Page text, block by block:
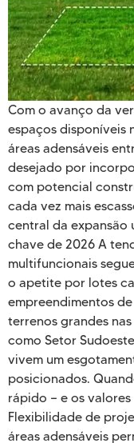
Com o avanço da
espaços disponíveis
áreas adensáveis
desejado por
com potencial
cada vez mais
central da expansão
chave de 2026 A
multifuncionais
o apetite por lotes
empreendimentos
terrenos grandes
como Setor
vivem um
posicionados.
rápido — e os
Flexibilidade de
áreas adensáveis